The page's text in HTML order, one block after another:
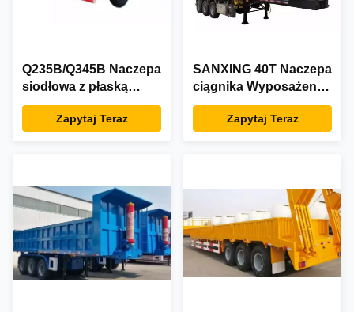
Q235B/Q345B Naczepa
siodłowa z płaską
platformą ze stali
węglowej 3 osie
Zapytaj Teraz
SANXING 40T Naczepa
ciągnika Wyposażenie
Q235B / Q345B Stal
węglowaZapytaj Teraz